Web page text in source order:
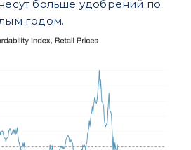
больше удобрений по
годом.